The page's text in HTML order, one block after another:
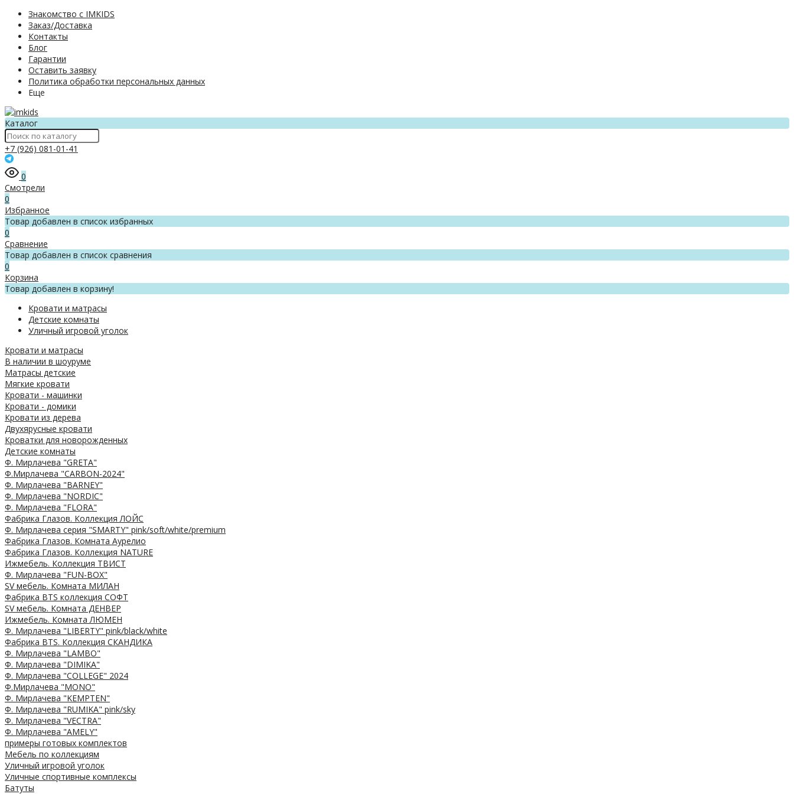
Знакомство с IMKIDS
Заказ/Доставка
Контакты
Блог
Гарантии
Оставить заявку
Политика обработки персональных данных
Еще
Каталог
+7 (926) 081-01-41
0
Смотрели
0
Избранное
Товар добавлен в список избранных
0
Сравнение
Товар добавлен в список сравнения
0
Корзина
Товар добавлен в корзину!
Кровати и матрасы
Детские комнаты
Уличный игровой уголок
Кровати и матрасы
В наличии в шоуруме
Матрасы детские
Мягкие кровати
Кровати - машинки
Кровати - домики
Кровати из дерева
Двухярусные кровати
Кроватки для новорожденных
Детские комнаты
Ф. Мирлачева "GRETA"
Ф.Мирлачева "CARBON-2024"
Ф. Мирлачева "BARNEY"
Ф. Мирлачева "NORDIC"
Ф. Мирлачева "FLORA"
Фабрика Глазов. Коллекция ЛОЙС
Ф. Мирлачева серия "SMARTY" pink/soft/white/premium
Фабрика Глазов. Комната Аурелио
Фабрика Глазов. Коллекция NATURE
Ижмебель. Коллекция ТВИСТ
Ф. Мирлачева "FUN-BOX"
SV мебель. Комната МИЛАН
Фабрика BTS коллекция СОФТ
SV мебель. Комната ДЕНВЕР
Ижмебель. Комната ЛЮМЕН
Ф. Мирлачева "LIBERTY" pink/black/white
Фабрика BTS. Коллекция СКАНДИКА
Ф. Мирлачева "LAMBO"
Ф. Мирлачева "DIMIKA"
Ф. Мирлачева "COLLEGE" 2024
Ф.Мирлачева "MONO"
Ф. Мирлачева "KEMPTEN"
Ф. Мирлачева "RUMIKA" pink/sky
Ф. Мирлачева "VECTRA"
Ф. Мирлачева "AMELY"
примеры готовых комплектов
Мебель по коллекциям
Уличный игровой уголок
Уличные спортивные комплексы
Батуты